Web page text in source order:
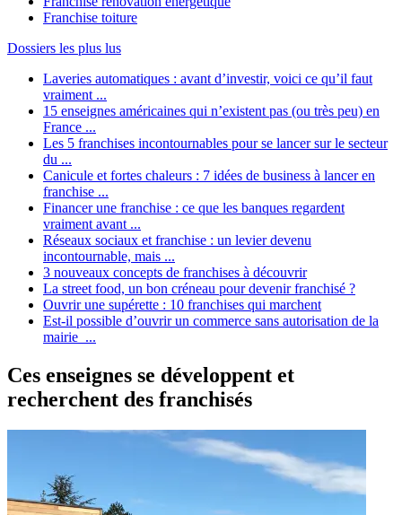
Franchise toiture
Dossiers les plus lus
Laveries automatiques : avant d’investir, voici ce qu’il faut
vraiment ...
15 enseignes américaines qui n’existent pas (ou très peu) en
France ...
Les 5 franchises incontournables pour se lancer sur le secteur
du ...
Canicule et fortes chaleurs : 7 idées de business à lancer en
franchise ...
Financer une franchise : ce que les banques regardent
vraiment avant ...
Réseaux sociaux et franchise : un levier devenu
incontournable, mais ...
3 nouveaux concepts de franchises à découvrir
La street food, un bon créneau pour devenir franchisé ?
Ouvrir une supérette : 10 franchises qui marchent
Est-il possible d’ouvrir un commerce sans autorisation de la
mairie ...
Ces enseignes se développent et
recherchent des franchisés